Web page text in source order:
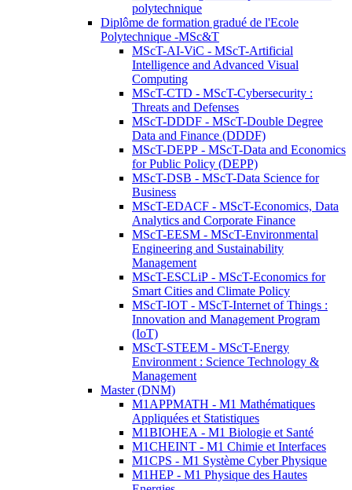
polytechnique
Diplôme de formation gradué de l'Ecole
Polytechnique -MSc&T
MScT-AI-ViC - MScT-Artificial
Intelligence and Advanced Visual
Computing
MScT-CTD - MScT-Cybersecurity :
Threats and Defenses
MScT-DDDF - MScT-Double Degree
Data and Finance (DDDF)
MScT-DEPP - MScT-Data and Economics
for Public Policy (DEPP)
MScT-DSB - MScT-Data Science for
Business
MScT-EDACF - MScT-Economics, Data
Analytics and Corporate Finance
MScT-EESM - MScT-Environmental
Engineering and Sustainability
Management
MScT-ESCLiP - MScT-Economics for
Smart Cities and Climate Policy
MScT-IOT - MScT-Internet of Things :
Innovation and Management Program
(IoT)
MScT-STEEM - MScT-Energy
Environment : Science Technology &
Management
Master (DNM)
M1APPMATH - M1 Mathématiques
Appliquées et Statistiques
M1BIOHEA - M1 Biologie et Santé
M1CHEINT - M1 Chimie et Interfaces
M1CPS - M1 Système Cyber Physique
M1HEP - M1 Physique des Hautes